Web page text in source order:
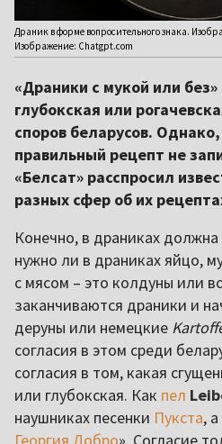
Драник в форме вопросительного знака.
Изображение: Chatgpt.com
«Драники с мукой или
глубокская или
споров беларусов.
правильный рецепт не
«Белсат» расспросил
разных сфер об их
Конечно, в драниках
нужно ли в драниках яйцо,
с мясом – это колдуны или
заканчиваются драники и
деруны или немецкие
согласия в этом среди
согласия в том, какая
или глубокская. Как пел
наушниках песенки Пукста,